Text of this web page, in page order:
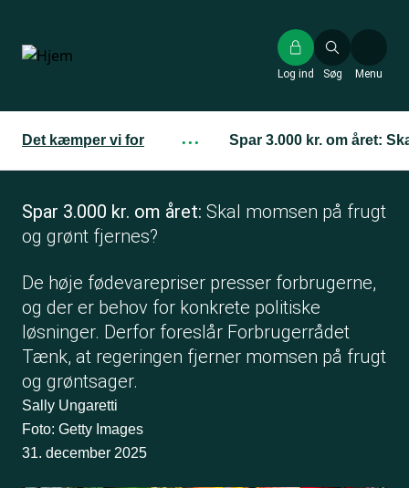
hovedindhold
Søg
Log ind Menu
Det kæmper vi for ··· Spar 3.000 kr. om året:
Spar 3.000 kr. om året: Skal momsen på frugt
og grønt fjernes?
De høje fødevarepriser presser forbrugerne,
og der er behov for konkrete politiske
løsninger. Derfor foreslår Forbrugerrådet
Tænk, at regeringen fjerner momsen på frugt
og grøntsager.
Sally Ungaretti
Foto: Getty Images
31. december 2025